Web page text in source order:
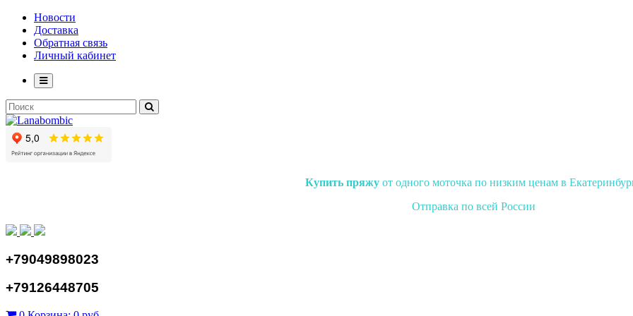
Новости
Доставка
Обратная связь
Личный кабинет
Купить пряжу от одного моточка по низким ценам в
Отправка по всей России
+79049898023
+79126448705